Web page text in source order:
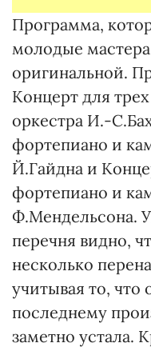
Программа,
молодые
оригинальной.
Концерт для
оркестра И.-
фортепиано и
Й.Гайдна и
фортепиано и
Ф.Мендельсона.
перечня видно,
несколько
учитывая то, что
последнему
заметно устала.